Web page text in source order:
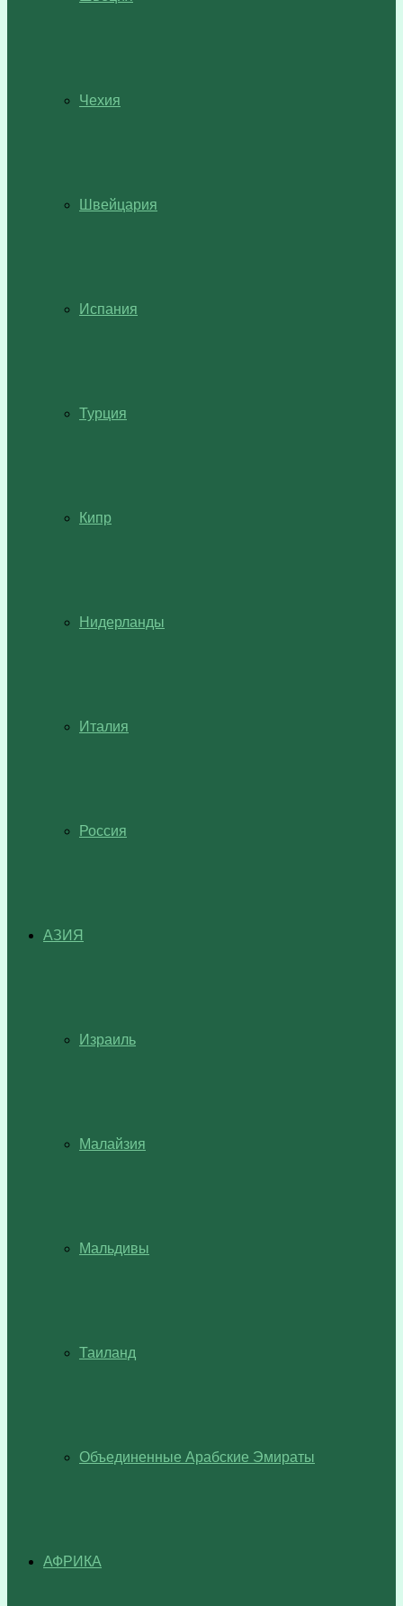
Чехия
Швейцария
Испания
Турция
Кипр
Нидерланды
Италия
Россия
АЗИЯ
Израиль
Малайзия
Мальдивы
Таиланд
Объединенные Арабские Эмираты
АФРИКА